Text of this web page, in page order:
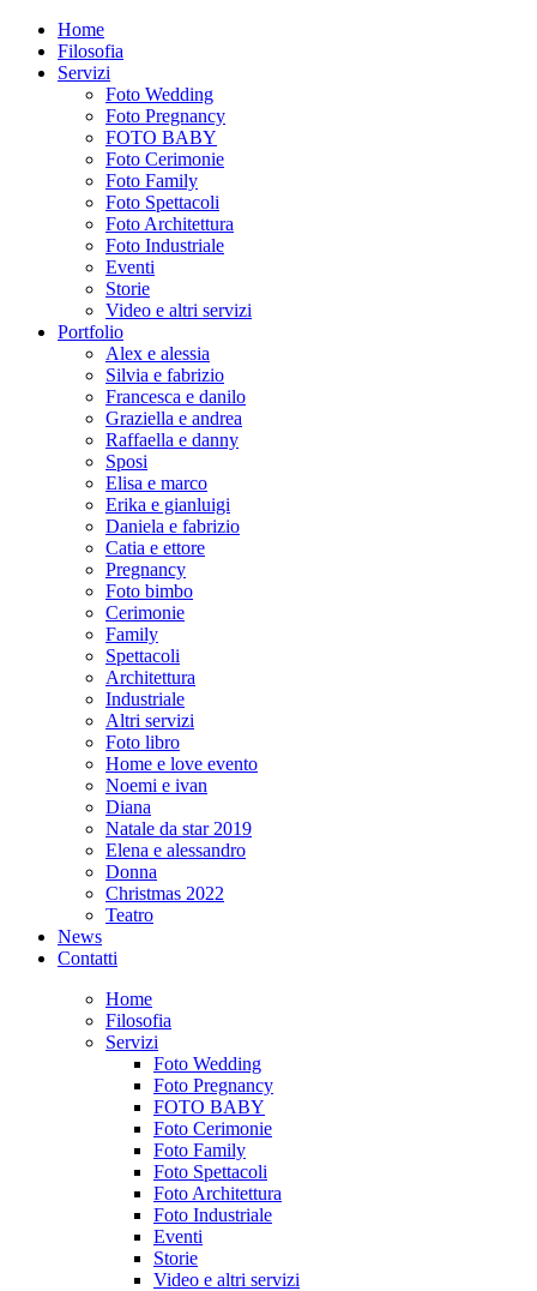
Home
Filosofia
Servizi
Foto Wedding
Foto Pregnancy
FOTO BABY
Foto Cerimonie
Foto Family
Foto Spettacoli
Foto Architettura
Foto Industriale
Eventi
Storie
Video e altri servizi
Portfolio
Alex e alessia
Silvia e fabrizio
Francesca e danilo
Graziella e andrea
Raffaella e danny
Sposi
Elisa e marco
Erika e gianluigi
Daniela e fabrizio
Catia e ettore
Pregnancy
Foto bimbo
Cerimonie
Family
Spettacoli
Architettura
Industriale
Altri servizi
Foto libro
Home e love evento
Noemi e ivan
Diana
Natale da star 2019
Elena e alessandro
Donna
Christmas 2022
Teatro
News
Contatti
Home
Filosofia
Servizi
Foto Wedding
Foto Pregnancy
FOTO BABY
Foto Cerimonie
Foto Family
Foto Spettacoli
Foto Architettura
Foto Industriale
Eventi
Storie
Video e altri servizi